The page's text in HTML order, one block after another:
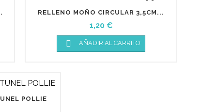
RELLENO MOÑO CIRCULAR 3,5CM...
Precio
1,20 €
 AÑADIR AL CARRITO
POLLIE